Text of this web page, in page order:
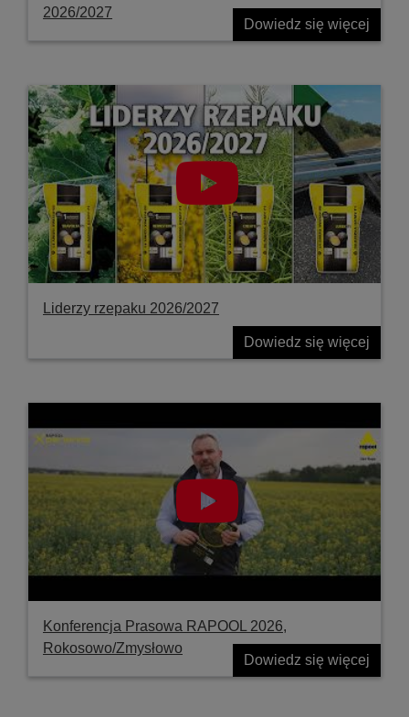
2026/2027
Dowiedz się więcej
Liderzy rzepaku 2026/2027
Dowiedz się więcej
Konferencja Prasowa RAPOOL 2026,
Rokosowo/Zmysłowo
Dowiedz się więcej